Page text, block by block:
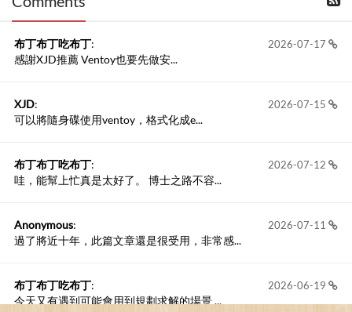
2026-07-17
布丁布丁吃布丁:
感謝XJD推薦 Ventoy也要先做安...
2026-07-15
XJD:
可以將隨身碟使用ventoy，格式化成e...
2026-07-12
布丁布丁吃布丁:
哇，能幫上忙真是太好了。 博士之路不容...
2026-07-11
Anonymous:
過了將近十年，此篇文章還是很受用，非常感...
2026-06-19
布丁布丁吃布丁:
今天又有遇到可能會用到規劃求解的場景 ...